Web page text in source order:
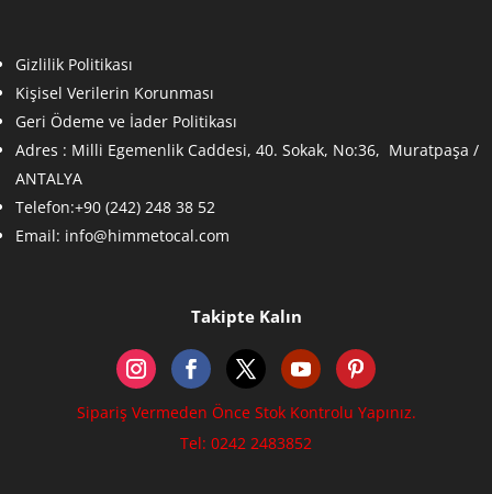
Gizlilik Politikası
Kişisel Verilerin Korunması
Geri Ödeme ve İader Politikası
Adres : Milli Egemenlik Caddesi, 40. Sokak, No:36, Muratpaşa /
ANTALYA
Telefon:+90 (242) 248 38 52
Email: info@himmetocal.com
Takipte Kalın
Sipariş Vermeden Önce Stok Kontrolu Yapınız.
Tel: 0242 2483852